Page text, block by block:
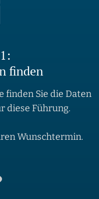
finden
finden Sie die Daten
diese Führung.
Wunschtermin.